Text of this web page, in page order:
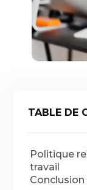
TABLE DE
Politique
travail
Conclusion